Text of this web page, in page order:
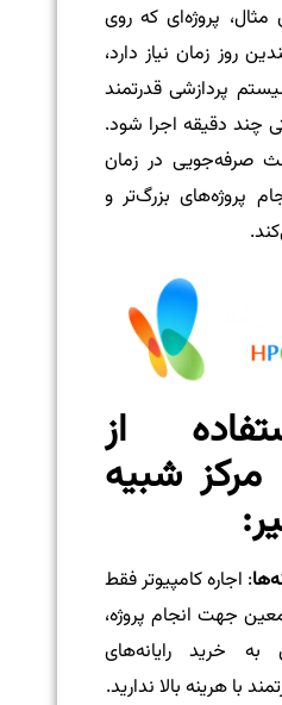
پروژه‌ای که روی
روز زمان نیاز دارد،
پردازشی قدرتمند
چند دقیقه اجرا شود.
صرفه‌جویی در زمان
پروژه‌های بزرگ‌تر و
از
مرکز شبیه
:
: اجاره کامپیوتر فقط
جهت انجام پروژه،
به خرید رایانه‌های
با هرینه بالا ندارید.